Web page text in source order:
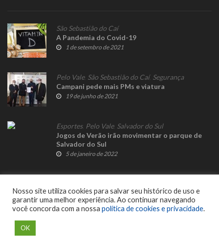
São Sebastião do Caí
A Pandemia do Covid-19
1 de setembro de 2021
Pelo Vale, São Sebastião do Caí, Segurança
Campani pede mais PMs e viatura
19 de junho de 2021
Esportes, Pelo Vale, Salvador do Sul
Jogos de Verão irão movimentar o parque de
Salvador do Sul
5 de janeiro de 2022
Nosso site utiliza cookies para salvar seu histórico de uso e
garantir uma melhor experiência. Ao continuar navegando
você concorda com a nossa política de cookies e privacidade.
OK